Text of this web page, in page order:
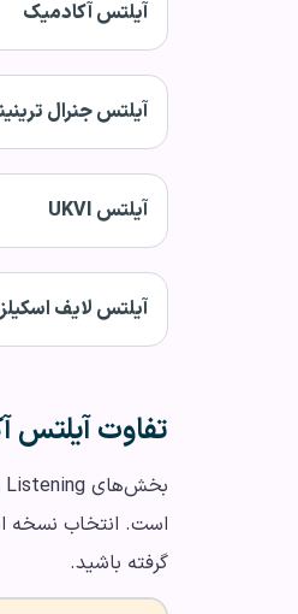
آیلتس آکادمیک
آیلتس جنرال
آیلتس UKVI
آیلتس لایف اسکیلز
تفاوت آیلتس
است. انتخاب نسخه
گرفته باشید.